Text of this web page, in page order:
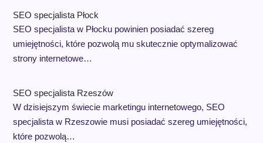
SEO specjalista Płock
SEO specjalista w Płocku powinien posiadać szereg
umiejętności, które pozwolą mu skutecznie optymalizować
strony internetowe…
SEO specjalista Rzeszów
W dzisiejszym świecie marketingu internetowego, SEO
specjalista w Rzeszowie musi posiadać szereg umiejętności,
które pozwolą…